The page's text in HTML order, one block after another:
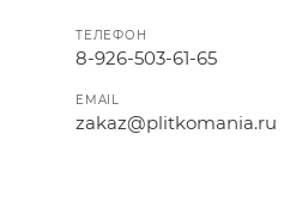
ТЕЛЕФОН
8-926-503-61-65
EMAIL
zakaz@plitkomania.ru